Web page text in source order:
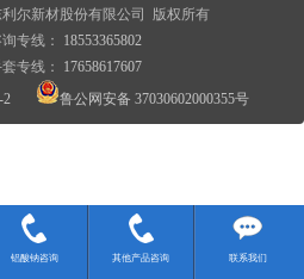
尔新材股份有限公司 版权所有
专线： 18553365802
专线： 17658617607
2 鲁公网安备 37030602000355号
铝酸钠咨询 其他产品咨询 联系我们